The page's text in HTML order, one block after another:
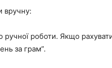
вручну:
ручної роботи. Якщо
за грам”.